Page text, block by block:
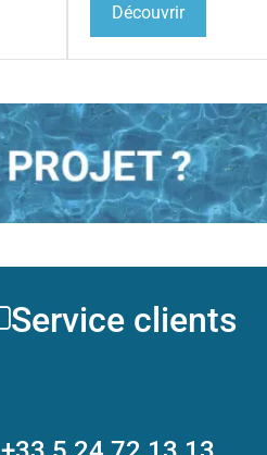
Découvrir
Service clients